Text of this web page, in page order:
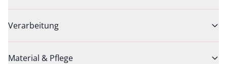
Verarbeitung
Material & Pflege